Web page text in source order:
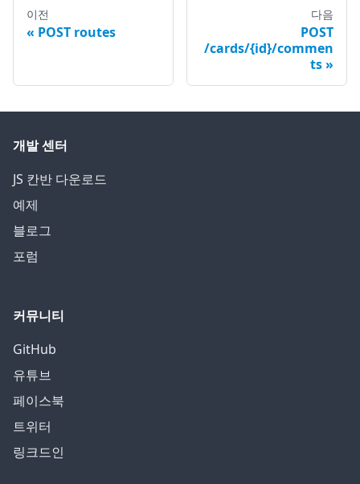
이전
POST routes
다음
POST
/cards/{id}/commen
ts
개발 센터
JS 칸반 다운로드
예제
블로그
포럼
커뮤니티
GitHub
유튜브
페이스북
트위터
링크드인